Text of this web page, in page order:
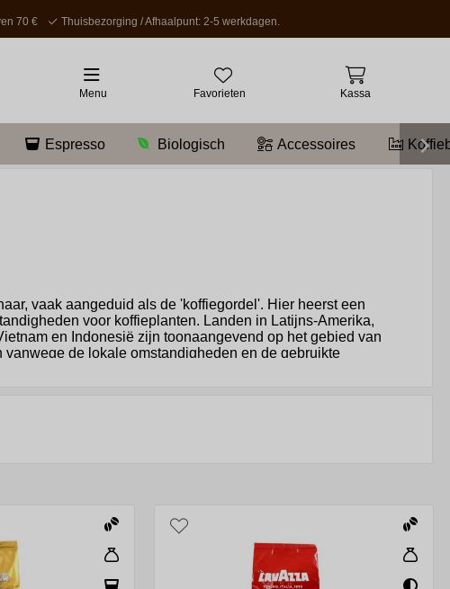
70 € Thuisbezorging / Afhaalpunt: 2-5 werkdagen.
Menu Favorieten Kassa
Espresso Biologisch Accessoires
vaak aangeduid als de 'koffiegordel'. Hier heerst een
voor koffieplanten. Landen in Latijns-Amerika,
en Indonesië zijn toonaangevend op het gebied van
de lokale omstandigheden en de gebruikte
met een heerlijk kopje koffie. De mate van branding, van
karakter van de boon, terwijl donker gebrande
Oxidatie, licht en warmte kunnen de kwaliteit en